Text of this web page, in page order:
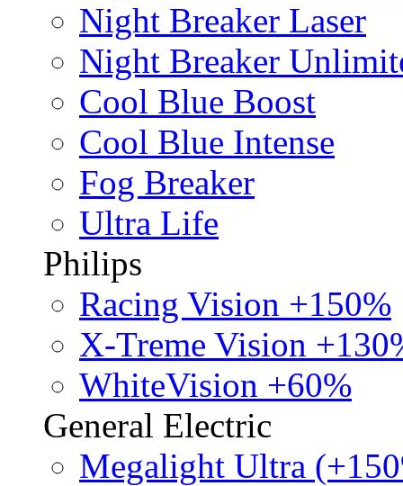
Night Breaker Laser
Night Breaker
Cool Blue Boost
Cool Blue Intense
Fog Breaker
Ultra Life
Philips
Racing Vision +150%
X-Treme Vision
WhiteVision +60%
General Electric
Megalight Ultra